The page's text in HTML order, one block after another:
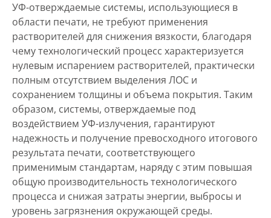
УФ-отверждаемые системы, использующиеся в
области печати, не требуют применения
растворителей для снижения вязкости, благодаря
чему технологический процесс характеризуется
нулевым испарением растворителей, практически
полным отсутствием выделения ЛОС и
сохранением толщины и объема покрытия. Таким
образом, системы, отверждаемые под
воздействием УФ-излучения, гарантируют
надежность и получение превосходного итогового
результата печати, соответствующего
применимым стандартам, наряду с этим повышая
общую производительность технологического
процесса и снижая затраты энергии, выбросы и
уровень загрязнения окружающей среды.